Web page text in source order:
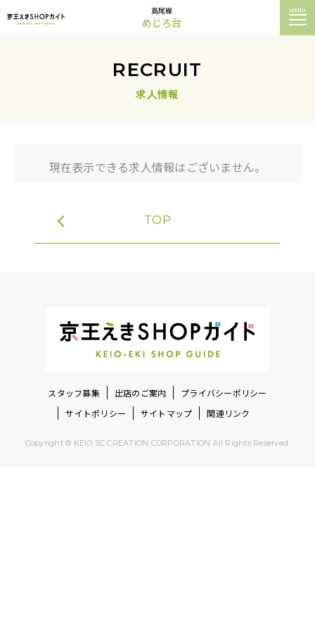
高尾線
めじろ台
MENU
RECRUIT
求人情報
現在表示できる求人情報はございません。
TOP
スタッフ募集 出店のご案内
プライバシーポリシー
サイトポリシー
サイトマップ 関連リンク
Copyright © KEIO SC CREATION CORPORATION All Rights Reserved.